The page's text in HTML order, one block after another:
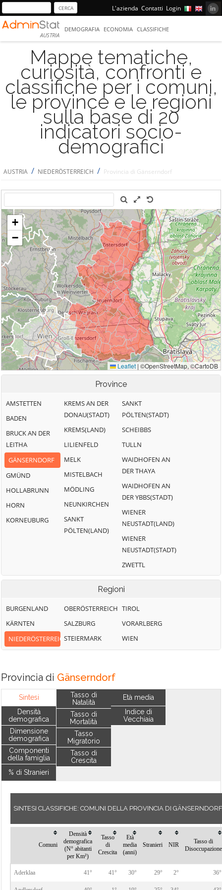
L'azienda Contatti Login
AUSTRIA
DEMOGRAFIA ECONOMIA CLASSIFICHE
Mappe tematiche,
curiosità, confronti e
classifiche per i comuni,
le province e le regioni
sulla base di 20
indicatori socio-
demografici
AUSTRIA / NIEDERÖSTERREICH / Provincia di Gänserndorf
Province
AMSTETTEN
BADEN
BRUCK AN DER
LEITHA
GÄNSERNDORF
GMÜND
HOLLABRUNN
HORN
KORNEUBURG
KREMS AN DER
DONAU(STADT)
KREMS(LAND)
LILIENFELD
MELK
MISTELBACH
MÖDLING
NEUNKIRCHEN
SANKT
PÖLTEN(LAND)
SANKT
PÖLTEN(STADT)
SCHEIBBS
TULLN
WAIDHOFEN AN
DER THAYA
WAIDHOFEN AN
DER YBBS(STADT)
WIENER
NEUSTADT(LAND)
WIENER
NEUSTADT(STADT)
ZWETTL
Regioni
BURGENLAND
KÄRNTEN
NIEDERÖSTERREICH
OBERÖSTERREICH
SALZBURG
STEIERMARK
TIROL
VORARLBERG
WIEN
Provincia di Gänserndorf
Sintesi
Densità
demografica
Dimensione
demografica
Componenti
della famiglia
% di Stranieri
Tasso di
Natalità
Tasso di
Mortalità
Tasso
Migratorio
Tasso di
Crescita
Età media
Indice di
Vecchiaia
SINTESI CLASSIFICHE: COMUNI DELLA PROVINCIA DI GÄNSERNDORF
Comuni
Densità
demografica
(N° abitanti
per Km²)
Tasso
di
Crescita
Età
media
(anni)
Stranieri NIR
Tasso di
Disoccupazione
Aderklaa 41° 41° 30° 29° 2° 36°